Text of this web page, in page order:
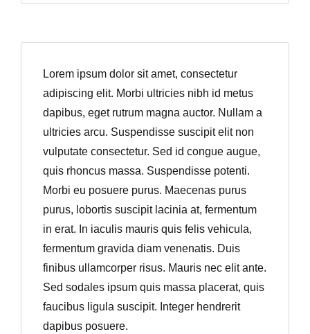
Lorem ipsum dolor sit amet, consectetur
adipiscing elit. Morbi ultricies nibh id metus
dapibus, eget rutrum magna auctor. Nullam a
ultricies arcu. Suspendisse suscipit elit non
vulputate consectetur. Sed id congue augue,
quis rhoncus massa. Suspendisse potenti.
Morbi eu posuere purus. Maecenas purus
purus, lobortis suscipit lacinia at, fermentum
in erat. In iaculis mauris quis felis vehicula,
fermentum gravida diam venenatis. Duis
finibus ullamcorper risus. Mauris nec elit ante.
Sed sodales ipsum quis massa placerat, quis
faucibus ligula suscipit. Integer hendrerit
dapibus posuere.